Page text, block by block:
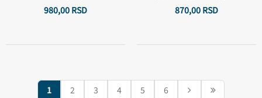
980,00RSD
870,00RSD
1 2 3 4 5 6